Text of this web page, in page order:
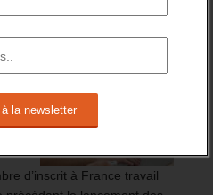
2024
d’inscrit à France travail